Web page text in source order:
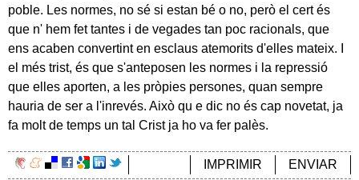
poble. Les normes, no sé si estan bé o no, però el cert és
que n' hem fet tantes i de vegades tan poc racionals, que
ens acaben convertint en esclaus atemorits d'elles mateix. I
el més trist, és que s'anteposen les normes i la repressió
que elles aporten, a les pròpies persones, quan sempre
hauria de ser a l'inrevés. Això qu e dic no és cap novetat, ja
fa molt de temps un tal Crist ja ho va fer palès.
ENVIAR
IMPRIMIR